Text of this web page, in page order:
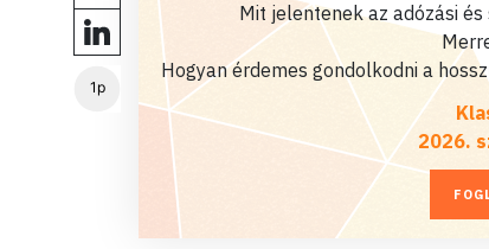
1p
Mit jelentenek az adózási
Hogyan érdemes gondolkodni a
2026.